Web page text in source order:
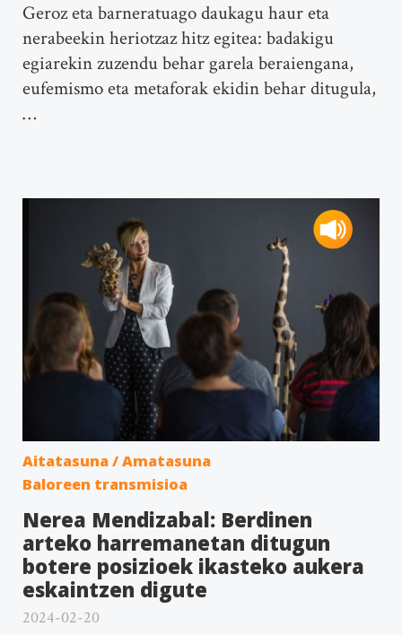
Geroz eta barneratuago daukagu haur eta
nerabeekin heriotzaz hitz egitea: badakigu
egiarekin zuzendu behar garela beraiengana,
eufemismo eta metaforak ekidin behar ditugula,
…
Aitatasuna / Amatasuna
Baloreen transmisioa
Nerea Mendizabal: Berdinen
arteko harremanetan ditugun
botere posizioek ikasteko aukera
eskaintzen digute
2024-02-20